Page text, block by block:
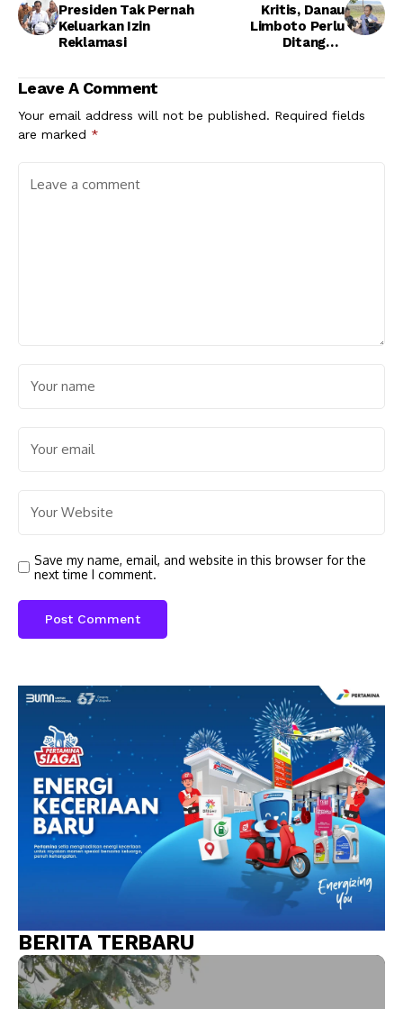
Presiden Tak Pernah
Keluarkan Izin
Reklamasi
Kritis, Danau
Limboto Perlu
Ditangani
Leave A Comment
Your email address will not be published. Required fields
are marked *
Save my name, email, and website in this browser for the
next time I comment.
BERITA TERBARU